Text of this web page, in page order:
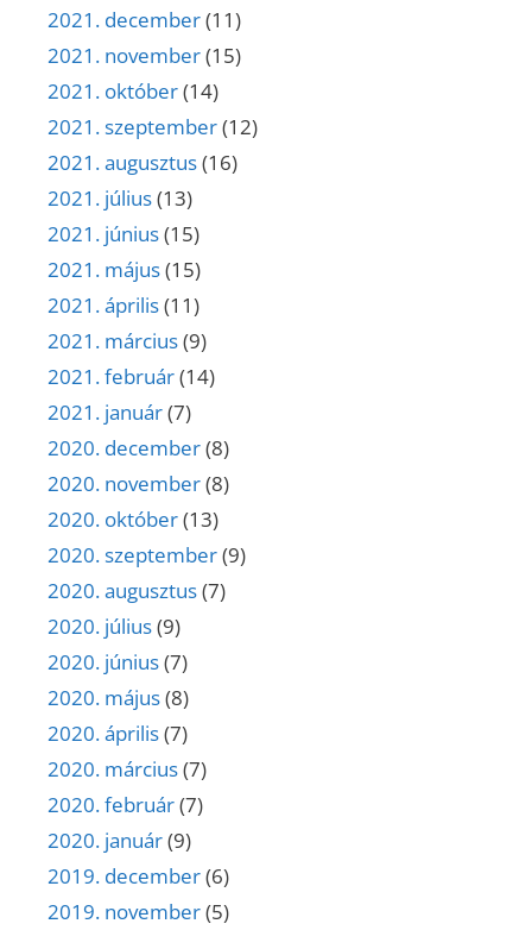
2021. december(11)
2021. november(15)
2021. október(14)
2021. szeptember(12)
2021. augusztus(16)
2021. július(13)
2021. június(15)
2021. május(15)
2021. április(11)
2021. március(9)
2021. február(14)
2021. január(7)
2020. december(8)
2020. november(8)
2020. október(13)
2020. szeptember(9)
2020. augusztus(7)
2020. július(9)
2020. június(7)
2020. május(8)
2020. április(7)
2020. március(7)
2020. február(7)
2020. január(9)
2019. december(6)
2019. november(5)